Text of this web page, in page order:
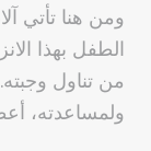
ومن هنا تأتي
الطفل بهذا
من تناول وجبته.
ولمساعدته،